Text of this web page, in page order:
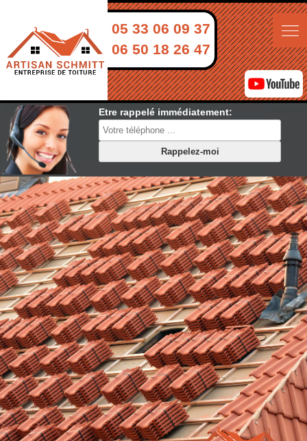
05 33 06 09 37
06 50 18 26 47
Etre rappelé immédiatement: